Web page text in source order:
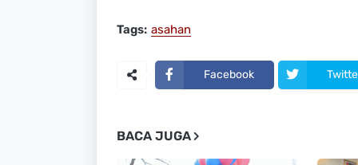
Tags: asahan
Facebook
BACA JUGA